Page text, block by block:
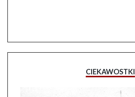
CIEKAWOSTKI